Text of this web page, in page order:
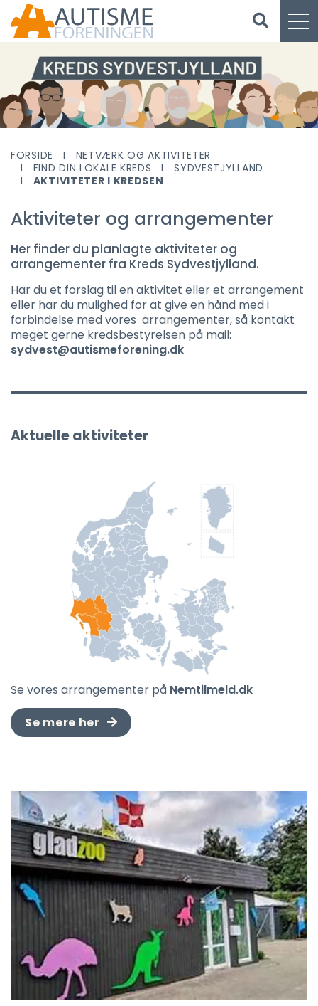
FORSIDE
NETVÆRK OG AKTIVITETER
FIND DIN LOKALE KREDS
SYDVESTJYLLAND
AKTIVITETER I KREDSEN
Aktiviteter og arrangementer
Her finder du planlagte aktiviteter og
arrangementer fra Kreds Sydvestjylland.
Har du et forslag til en aktivitet eller et arrangement
eller har du mulighed for at give en hånd med i
forbindelse med vores arrangementer, så kontakt
meget gerne kredsbestyrelsen på mail:
sydvest@autismeforening.dk
Aktuelle aktiviteter
Se vores arrangementer på Nemtilmeld.dk
Se mere her